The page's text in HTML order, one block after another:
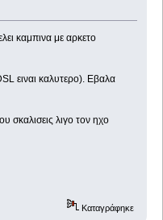
καμπινα με αρκετο
ειναι καλυτερο). Εβαλα
σκαλισεις λιγο τον ηχο
Καταγράφηκε